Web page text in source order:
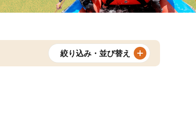
絞り込み・並び替え